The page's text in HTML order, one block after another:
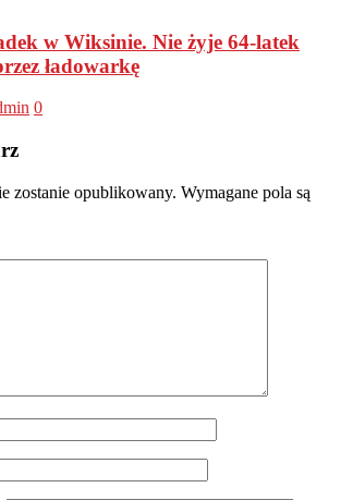
w Wiksinie. Nie żyje 64-latek
ładowarkę
0
zostanie opublikowany. Wymagane pola są